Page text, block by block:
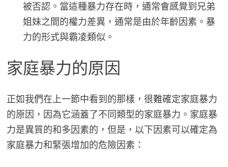
被否認。當這種暴力存在時，通常會感覺到兄弟
姐妹之間的權力差異，通常是由於年齡因素。暴
力的形式與霸凌類似。
家庭暴力的原因
正如我們在上一節中看到的那樣，很難確定家庭暴力
的原因，因為它涵蓋了不同類型的家庭暴力。家庭暴
力是異質的和多因素的，但是，以下因素可以確定為
家庭暴力和緊張增加的危險因素：